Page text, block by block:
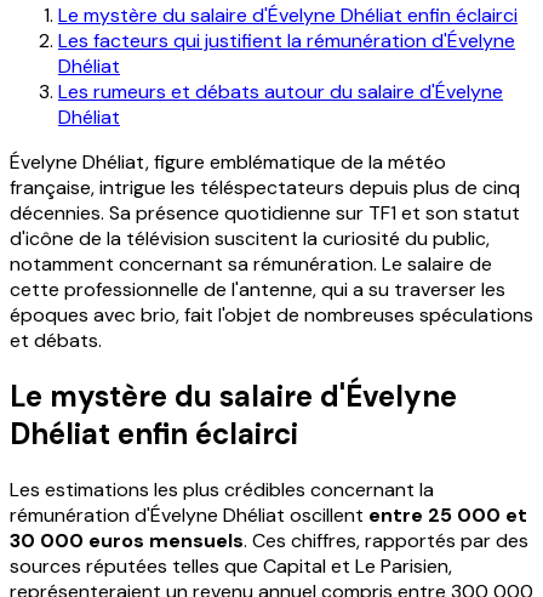
Le mystère du salaire d'Évelyne Dhéliat enfin éclairci
Les facteurs qui justifient la rémunération d'Évelyne
Dhéliat
Les rumeurs et débats autour du salaire d'Évelyne
Dhéliat
Évelyne Dhéliat, figure emblématique de la météo
française, intrigue les téléspectateurs depuis plus de cinq
décennies. Sa présence quotidienne sur TF1 et son statut
d'icône de la télévision suscitent la curiosité du public,
notamment concernant sa rémunération. Le salaire de
cette professionnelle de l'antenne, qui a su traverser les
époques avec brio, fait l'objet de nombreuses spéculations
et débats.
Le mystère du salaire d'Évelyne
Dhéliat enfin éclairci
Les estimations les plus crédibles concernant la
rémunération d'Évelyne Dhéliat oscillent entre 25 000 et
30 000 euros mensuels. Ces chiffres, rapportés par des
sources réputées telles que Capital et Le Parisien,
représenteraient un revenu annuel compris entre 300 000